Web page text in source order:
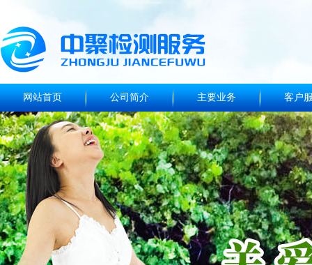
网站首页 公司简介 主要业务 客户